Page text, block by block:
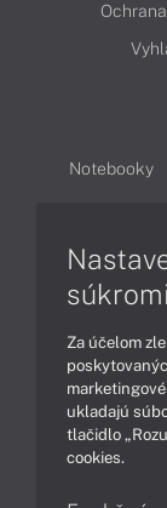
Notebooky
Za účelom
ukladajú
tlačidlo
cookies.